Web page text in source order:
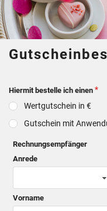
Hiermit bestelle ich einen
Wertgutschein in €
Gutschein mit
Rechnungsempfänger
Anrede
Vorname